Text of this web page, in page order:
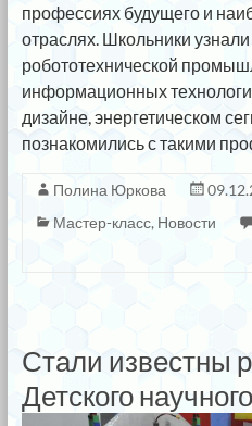
профессиях будущего и
отраслях. Школьники
робототехнической
информационных
дизайне, энергетическом
познакомились с такими
Полина Юркова
Мастер-класс, Новости
Стали известны
Детского